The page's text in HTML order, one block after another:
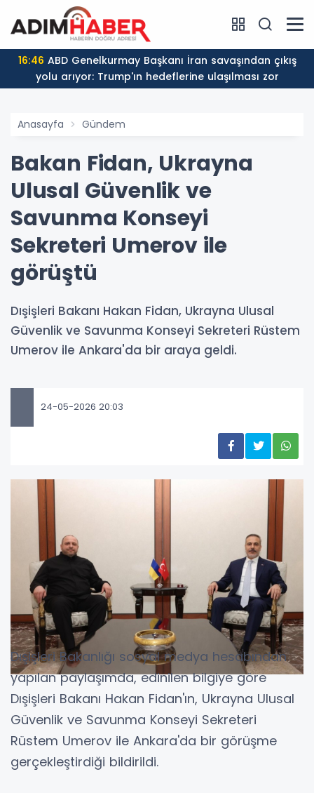
16:46
yolu arıyor: Trump'ın hedeflerine ulaşılması zor
Anasayfa Gündem
Bakan Fidan, Ukrayna
Ulusal Güvenlik ve
Savunma Konseyi
Sekreteri Umerov ile
görüştü
Dışişleri Bakanı Hakan Fidan, Ukrayna Ulusal
Güvenlik ve Savunma Konseyi Sekreteri Rüstem
Umerov ile Ankara'da bir araya geldi.
24-05-2026 20:03
Dışişleri Bakanlığı sosyal medya hesabından
yapılan paylaşımda, edinilen bilgiye göre
Dışişleri Bakanı Hakan Fidan'ın, Ukrayna Ulusal
Güvenlik ve Savunma Konseyi Sekreteri
Rüstem Umerov ile Ankara'da bir görüşme
gerçekleştirdiği bildirildi.